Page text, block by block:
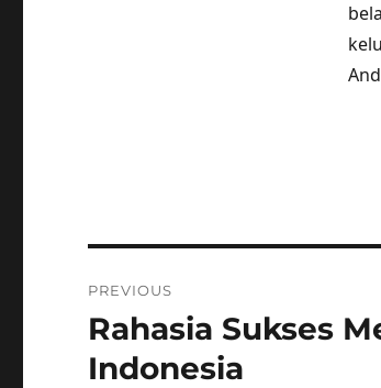
navigation
PREVIOUS
Previous
post:
Rahasia Sukses
Indonesia